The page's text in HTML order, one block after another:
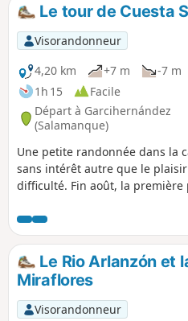
Le tour de Cuesta
Visorandonneur
4,20 km
+7 m
-7 m
1h 15
Facile
Départ à Garcihernández
(Salamanque)
Une petite randonnée dans la
sans intérêt autre que le
difficulté. Fin août, la
Le Rio Arlanzón et
Miraflores
Visorandonneur